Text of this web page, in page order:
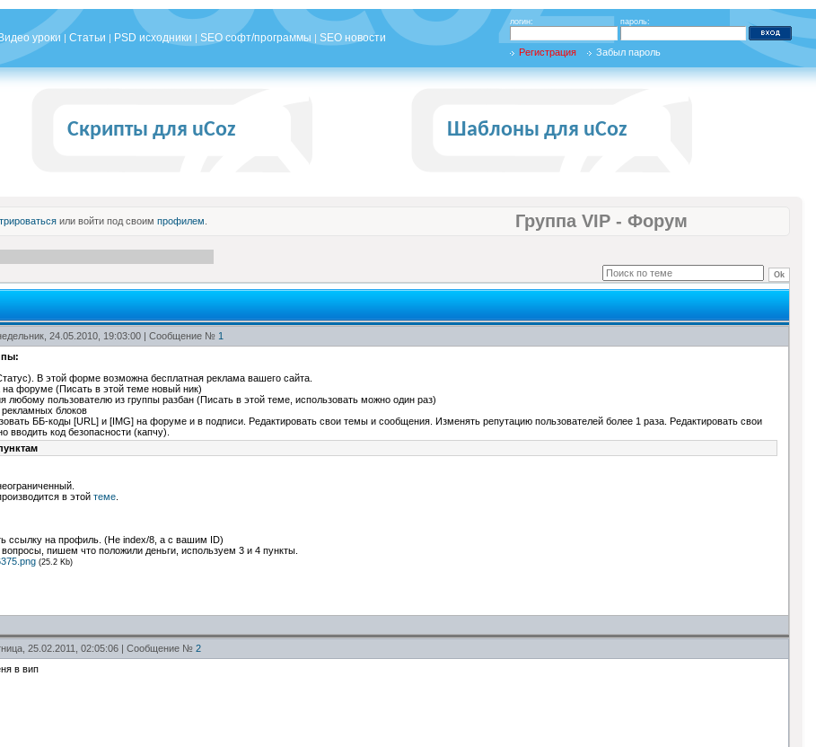
Видео уроки | Статьи | PSD исходники | SEO софт/программы | SEO новости
логин: пароль:
Регистрация Забыл пароль
Скрипты для uCoz Шаблоны для uCoz
или войти под своим профилем Группа VIP - Форум
24.05.2010, 19:03:00 | Сообщение № 1
В этой форме возможна бесплатная реклама вашего сайта.
на форуме (Писать в этой теме новый ник)
любому пользователю из группы разбан (Писать в этой теме, использовать можно один раз)
блоков
ББ-коды [URL] и [IMG] на форуме и в подписи. Редактировать свои темы и сообщения. Изменять репутацию пользователей более 1 раза. Редактировать свои
вводить код безопасности (капчу).
в этой теме
ссылку на профиль. (Не index/8, а с вашим ID)
пишем что положили деньги, используем 3 и 4 пункты.
(25.2 Kb)
25.02.2011, 02:05:06 | Сообщение № 2
в вип